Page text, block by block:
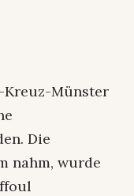
Kreuz-Münster
Die
nahm, wurde